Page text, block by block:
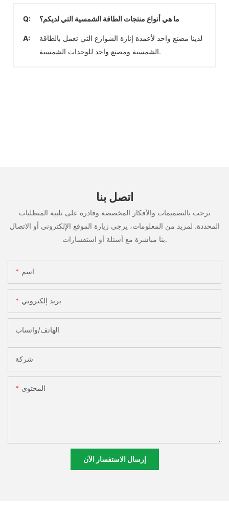
Q: ما هي أنواع منتجات الطاقة الشمسية التي لديكم؟
A:
لدينا مصنع واحد لأعمدة إنارة الشوارع التي تعمل بالطاقة
الشمسية ومصنع واحد للوحدات الشمسية.
اتصل بنا
نرحب بالتصميمات والأفكار المخصصة وقادرة على تلبية المتطلبات
المحددة. لمزيد من المعلومات، يرجى زيارة الموقع الإلكتروني أو الاتصال
بنا مباشرة مع أسئلة أو استفسارات.
اسم
بريد إلكتروني
الهاتف/واتساب
شركة
المحتوى
إرسال الاستفسار الآن